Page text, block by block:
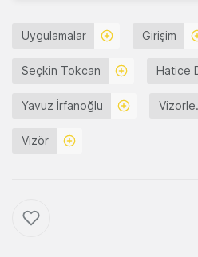
Uygulamalar Girişim
Seçkin Tokcan Hatice
Yavuz İrfanoğlu
Vizör